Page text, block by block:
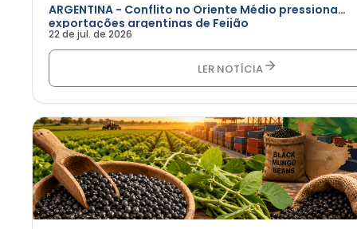
ARGENTINA - Conflito no Oriente Médio pressiona
exportações argentinas de Feijão
22 de jul. de 2026
LER NOTÍCIA